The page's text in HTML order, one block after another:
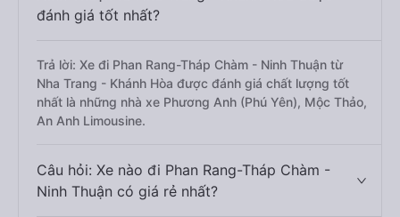
đánh giá tốt nhất?
Trả lời: Xe đi Phan Rang-Tháp Chàm - Ninh Thuận từ
Nha Trang - Khánh Hòa được đánh giá chất lượng tốt
nhất là những nhà xe Phương Anh (Phú Yên), Mộc Thảo,
An Anh Limousine.
Câu hỏi: Xe nào đi Phan Rang-Tháp Chàm -
Ninh Thuận có giá rẻ nhất?